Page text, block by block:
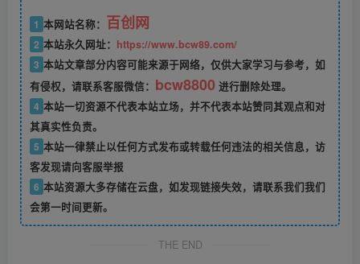
1 本网站名称： 百创网
2 本站永久网址： https://www.bcw89.com/
3 本站文章部分内容可能来源于网络，仅供大家学习与参考，如
有侵权，请联系客服微信： bcw8800 进行删除处理。
4 本站一切资源不代表本站立场，并不代表本站赞同其观点和对
其真实性负责。
5 本站一律禁止以任何方式发布或转载任何违法的相关信息，访
客发现请向客服举报
6 本站资源大多存储在云盘，如发现链接失效，请联系我们我们
会第一时间更新。
THE END